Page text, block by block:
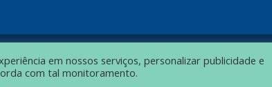
em nossos serviços, personalizar publicidade e
com tal monitoramento.